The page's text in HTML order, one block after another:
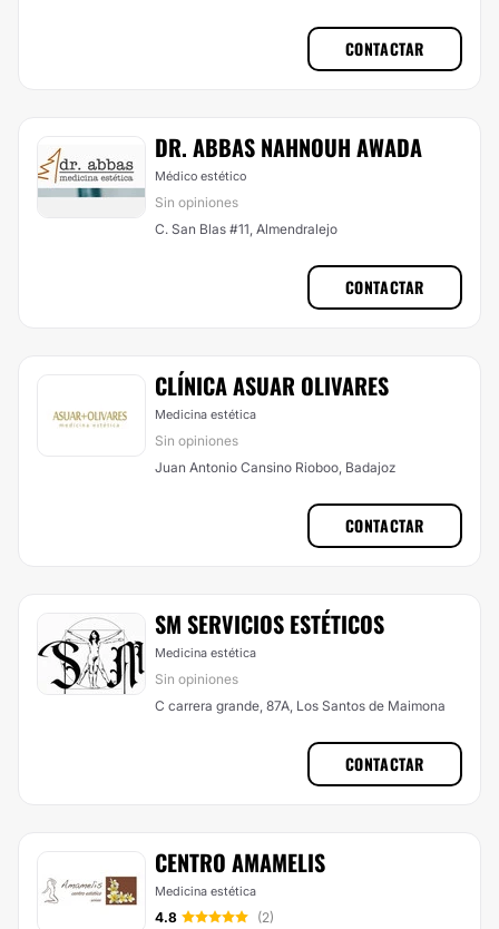
CONTACTAR
DR. ABBAS NAHNOUH AWADA
Médico estético
Sin opiniones
C. San Blas #11, Almendralejo
CONTACTAR
CLÍNICA ASUAR OLIVARES
Medicina estética
Sin opiniones
Juan Antonio Cansino Rioboo, Badajoz
CONTACTAR
SM SERVICIOS ESTÉTICOS
Medicina estética
Sin opiniones
C carrera grande, 87A, Los Santos de Maimona
CONTACTAR
CENTRO AMAMELIS
Medicina estética
4.8
(2)